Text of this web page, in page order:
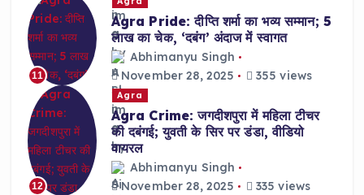
11
Agra Pride: दीप्ति शर्मा का भव्य सम्मान; 5
लाख का चेक, ‘दबंग’ अंदाज में स्वागत
Abhimanyu Singh
November 28, 2025
355 views
12
Agra
Agra Crime: जगदीशपुरा में महिला टीचर
की दबंगई; युवती के सिर पर डंडा, वीडियो
वायरल
Abhimanyu Singh
November 28, 2025
335 views